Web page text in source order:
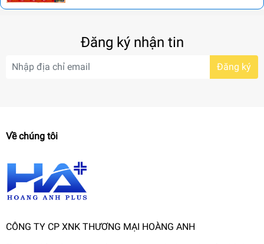
Đăng ký nhận tin
Đăng ký
Về chúng tôi
CÔNG TY CP XNK THƯƠNG MẠI HOÀNG ANH